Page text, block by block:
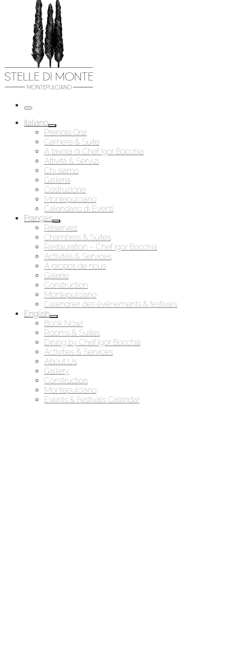
Menu
Italiano
Prenota Ora!
Camere & Suite
A tavola di Chef Igor Bocchia
Attività & Servizi
Chi siamo
Galleria
Costruzione
Montepulciano
Calendario di Eventi
Français
Réservez
Chambres & Suites
Restauration – Chef Igor Bocchia
Activités & Services
À propos de nous
Galerie
Construction
Montepulciano
Calendrier des événements & festivals
English
Book Now!
Rooms & Suites
Dining by Chef Igor Bocchia
Activities & Services
About Us
Gallery
Construction
Montepulciano
Events & Festivals Calendar